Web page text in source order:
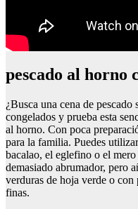
pescado al horno
¿Busca una cena de
congelados y prueba esta
al horno. Con poca
para la familia. Puedes
bacalao, el eglefino o el
demasiado abrumador, pero
verduras de hoja verde o con
finas.